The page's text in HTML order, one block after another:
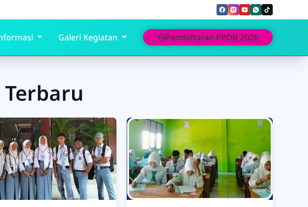
Galeri Kegiatan Pendaftaran PPDB 2026